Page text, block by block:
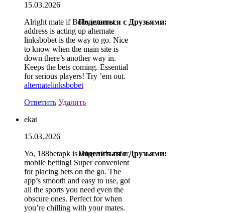
15.03.2026
Поделиться с Друзьями:
Alright mate if Bobs internet
address is acting up alternate
linksbobet is the way to go. Nice
to know when the main site is
down there’s another way in.
Keeps the bets coming. Essential
for serious players! Try ’em out.
alternatelinksbobet
Ответить Удалить
ekat
15.03.2026
Поделиться с Друзьями:
Yo, 188betapk is where it’s at for
mobile betting! Super convenient
for placing bets on the go. The
app’s smooth and easy to use, got
all the sports you need even the
obscure ones. Perfect for when
you’re chilling with your mates.